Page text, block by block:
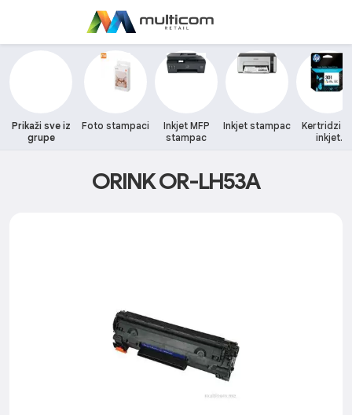
Prikaži sve iz
grupe
Foto stampaci
Inkjet MFP
stampac
Inkjet stampac
Kertridzi
inkjet
ORINK OR-LH53A